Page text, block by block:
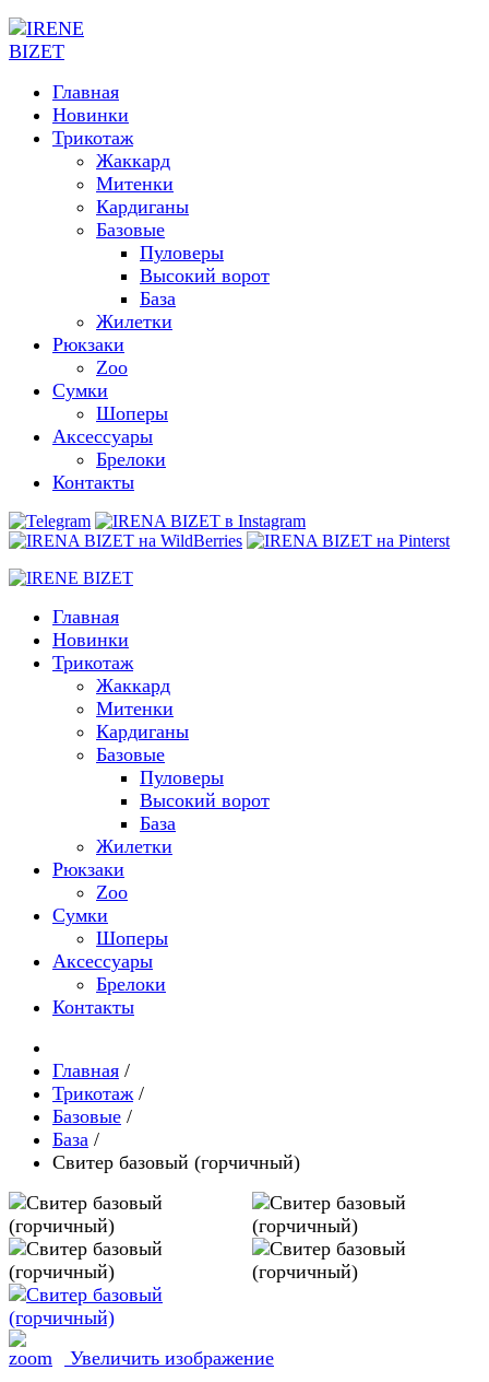
Главная
Новинки
Трикотаж
Жаккард
Митенки
Кардиганы
Базовые
Пуловеры
Высокий ворот
База
Жилетки
Рюкзаки
Zoo
Сумки
Шоперы
Аксессуары
Брелоки
Контакты
Главная
Новинки
Трикотаж
Жаккард
Митенки
Кардиганы
Базовые
Пуловеры
Высокий ворот
База
Жилетки
Рюкзаки
Zoo
Сумки
Шоперы
Аксессуары
Брелоки
Контакты
Главная /
Трикотаж /
Базовые /
База /
Свитер базовый (горчичный)
Увеличить изображение